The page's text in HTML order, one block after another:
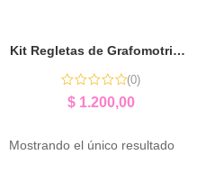
Kit Regletas de Grafomotricidad + Portarollo | Motricidad Fina
(0)
$1.200,00
Mostrando el único resultado